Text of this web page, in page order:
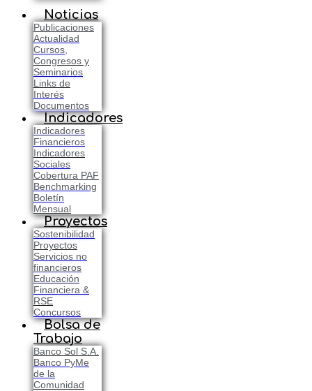
Noticias
Publicaciones
Actualidad
Cursos,
Congresos y
Seminarios
Links de
Interés
Documentos
Indicadores
Indicadores
Financieros
Indicadores
Sociales
Cobertura PAF
Benchmarking
Boletín
Mensual
Proyectos
Sostenibilidad
Proyectos
Servicios no
financieros
Educación
Financiera &
RSE
Concursos
Bolsa de
Trabajo
Banco Sol S.A.
Banco PyMe
de la
Comunidad